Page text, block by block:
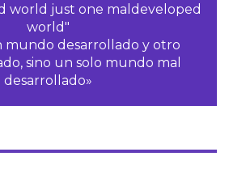
world just one maldeveloped
world"
mundo desarrollado y otro
sino un solo mundo mal
desarrollado»